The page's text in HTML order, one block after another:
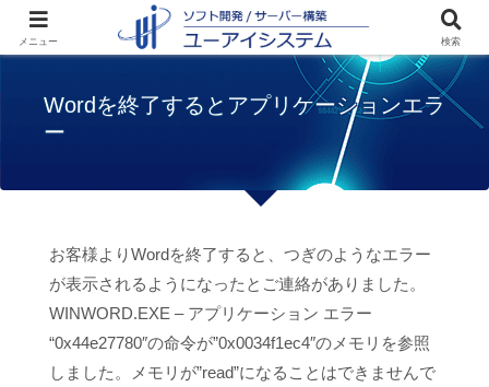
トラブル
Wordを終了するとアプリ
ケーションエラー
Wordを終了するとアプリケーションエラ
ー
お客様よりWordを終了すると、つぎのようなエラー
が表示されるようになったとご連絡がありました。
WINWORD.EXE – アプリケーション エラー
“0x44e27780″の命令が”0x0034f1ec4″のメモリを参照
しました。メモリが”read”になることはできませんで
メニュー 検索